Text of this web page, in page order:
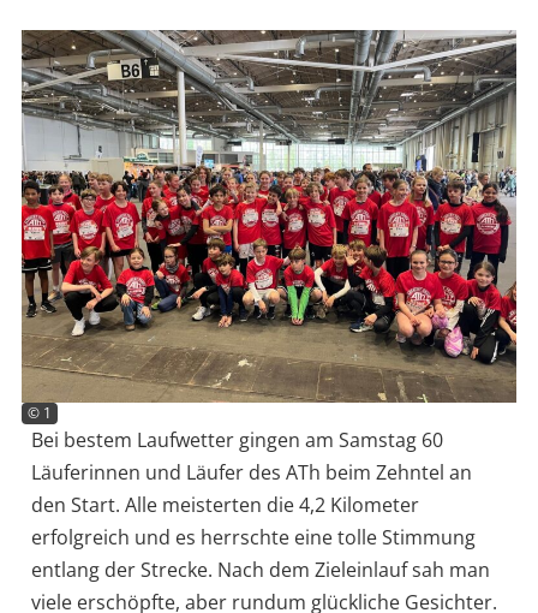
© 1
Bei bestem Laufwetter gingen am Samstag 60
Läuferinnen und Läufer des ATh beim Zehntel an
den Start. Alle meisterten die 4,2 Kilometer
erfolgreich und es herrschte eine tolle Stimmung
entlang der Strecke. Nach dem Zieleinlauf sah man
viele erschöpfte, aber rundum glückliche Gesichter.